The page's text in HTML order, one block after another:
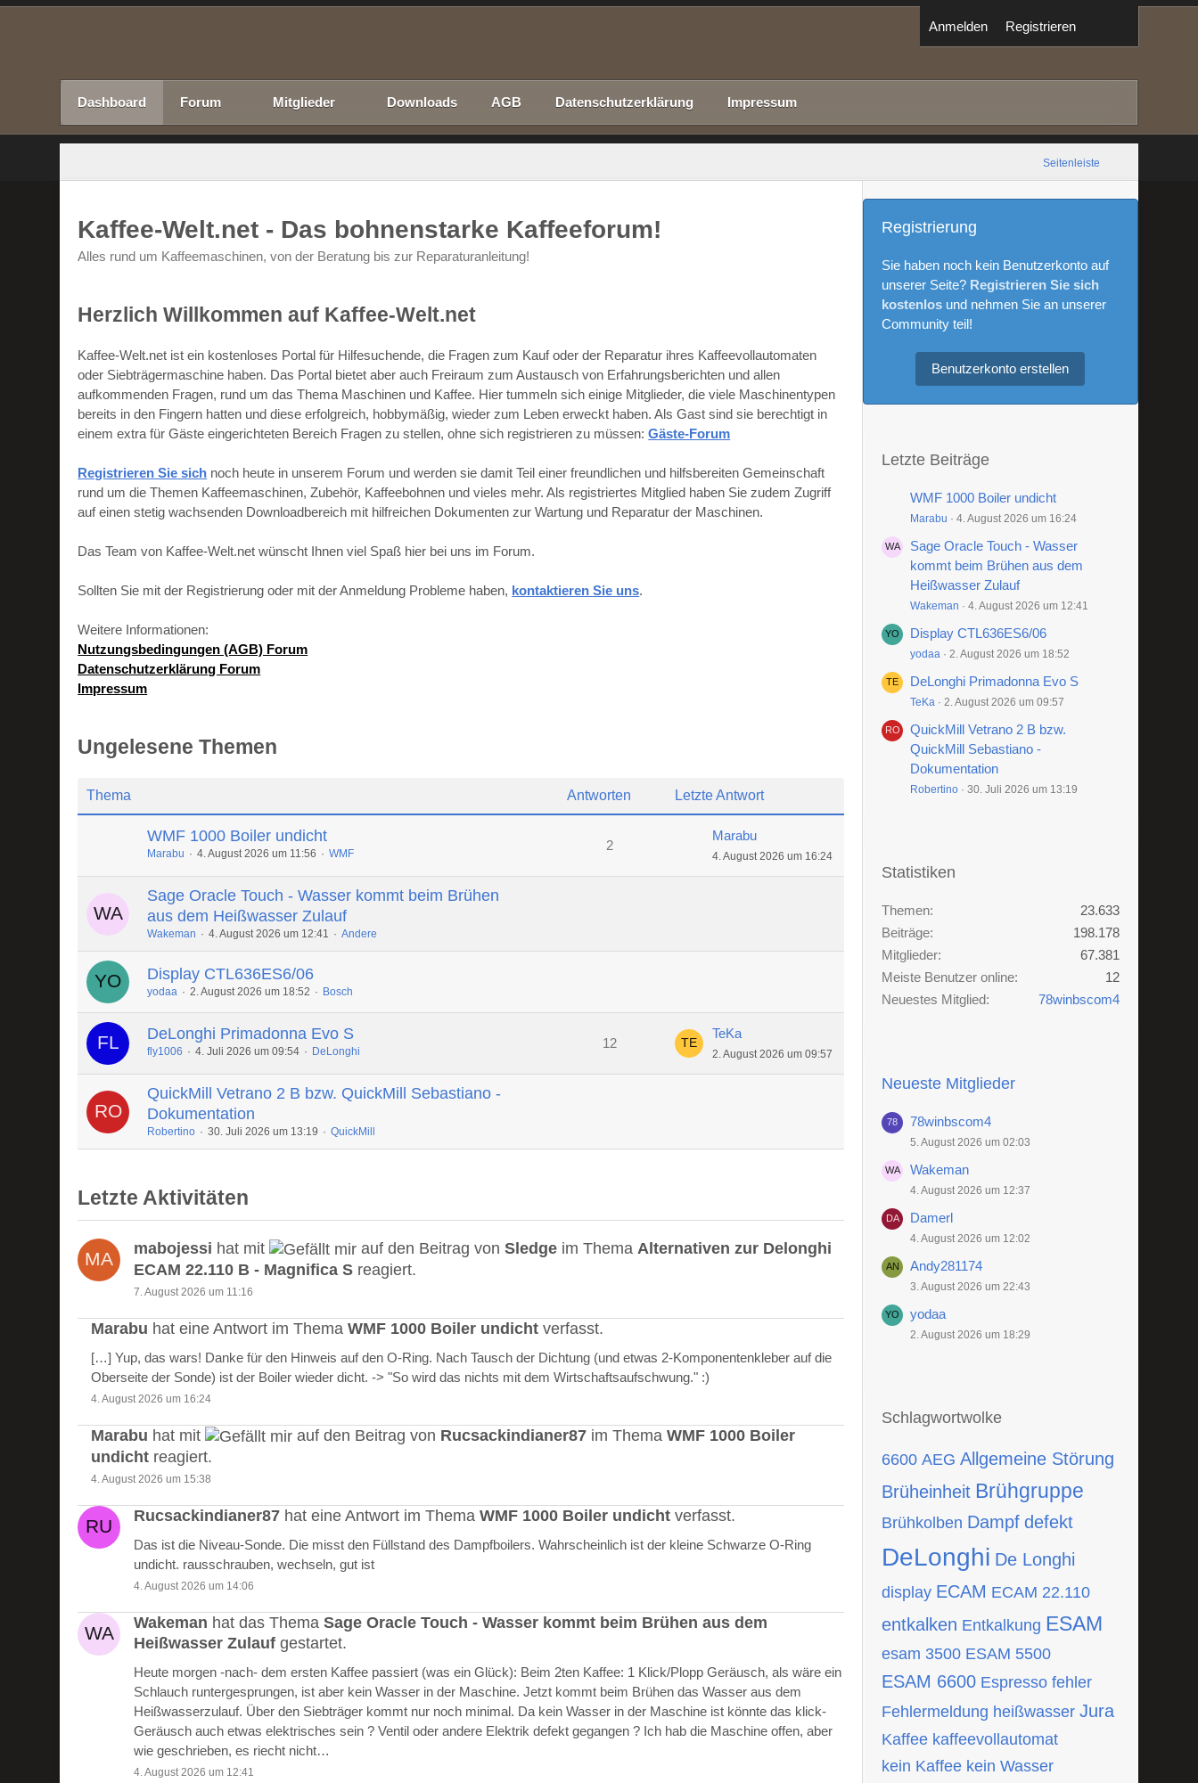
Anmelden Registrieren
Dashboard Forum Mitglieder Downloads AGB Datenschutzerklärung Impressum
Seitenleiste
Kaffee-Welt.net - Das bohnenstarke Kaffeeforum!
Alles rund um Kaffeemaschinen, von der Beratung bis zur Reparaturanleitung!
Herzlich Willkommen auf Kaffee-Welt.net
Kaffee-Welt.net ist ein kostenloses Portal für Hilfesuchende, die Fragen zum Kauf oder der Reparatur ihres Kaffeevollautomaten
oder Siebträgermaschine haben. Das Portal bietet aber auch Freiraum zum Austausch von Erfahrungsberichten und allen
aufkommenden Fragen, rund um das Thema Maschinen und Kaffee. Hier tummeln sich einige Mitglieder, die viele Maschinentypen
bereits in den Fingern hatten und diese erfolgreich, hobbymäßig, wieder zum Leben erweckt haben. Als Gast sind sie berechtigt in
einem extra für Gäste eingerichteten Bereich Fragen zu stellen, ohne sich registrieren zu müssen:Gäste-Forum
Registrieren Sie sich noch heute in unserem Forum und werden sie damit Teil einer freundlichen und hilfsbereiten Gemeinschaft
rund um die Themen Kaffeemaschinen, Zubehör, Kaffeebohnen und vieles mehr. Als registriertes Mitglied haben Sie zudem Zugriff
auf einen stetig wachsenden Downloadbereich mit hilfreichen Dokumenten zur Wartung und Reparatur der Maschinen.
Das Team von Kaffee-Welt.net wünscht Ihnen viel Spaß hier bei uns im Forum.
Sollten Sie mit der Registrierung oder mit der Anmeldung Probleme haben, kontaktieren Sie uns.
Weitere Informationen:
Nutzungsbedingungen (AGB) Forum
Datenschutzerklärung Forum
Impressum
Ungelesene Themen
Thema Antworten Letzte Antwort
WMF 1000 Boiler undicht
Marabu 4. August 2026 um 11:56 WMF
2
Marabu
4. August 2026 um 16:24
Sage Oracle Touch - Wasser kommt beim Brühen
aus dem Heißwasser Zulauf
Wakeman 4. August 2026 um 12:41 Andere
Display CTL636ES6/06
yodaa 2. August 2026 um 18:52 Bosch
DeLonghi Primadonna Evo S
fly1006 4. Juli 2026 um 09:54 DeLonghi
12
TeKa
2. August 2026 um 09:57
QuickMill Vetrano 2 B bzw. QuickMill Sebastiano -
Dokumentation
Robertino 30. Juli 2026 um 13:19 QuickMill
Letzte Aktivitäten
mabojessi hat mit auf den Beitrag vonSledge im ThemaAlternativen zur Delonghi
ECAM 22.110 B - Magnifica S reagiert.
7. August 2026 um 11:16
Marabu hat eine Antwort im ThemaWMF 1000 Boiler undicht verfasst.
[…] Yup, das wars! Danke für den Hinweis auf den O-Ring. Nach Tausch der Dichtung (und etwas 2-Komponentenkleber auf die
Oberseite der Sonde) ist der Boiler wieder dicht. -> "So wird das nichts mit dem Wirtschaftsaufschwung." :)
4. August 2026 um 16:24
Marabu hat mit auf den Beitrag von Rucsackindianer87 im ThemaWMF 1000 Boiler
undicht reagiert.
4. August 2026 um 15:38
Rucsackindianer87 hat eine Antwort im ThemaWMF 1000 Boiler undicht verfasst.
Das ist die Niveau-Sonde. Die misst den Füllstand des Dampfboilers. Wahrscheinlich ist der kleine Schwarze O-Ring
undicht. rausschrauben, wechseln, gut ist
4. August 2026 um 14:06
Wakeman hat das ThemaSage Oracle Touch - Wasser kommt beim Brühen aus dem
Heißwasser Zulauf gestartet.
Heute morgen -nach- dem ersten Kaffee passiert (was ein Glück): Beim 2ten Kaffee: 1 Klick/Plopp Geräusch, als wäre ein
Schlauch runtergesprungen, ist aber kein Wasser in der Maschine. Jetzt kommt beim Brühen das Wasser aus dem
Heißwasserzulauf. Über den Siebträger kommt nur noch minimal. Da kein Wasser in der Maschine ist könnte das klick-
Geräusch auch etwas elektrisches sein ? Ventil oder andere Elektrik defekt gegangen ? Ich hab die Maschine offen, aber
wie geschrieben, es riecht nicht…
4. August 2026 um 12:41
Registrierung
Sie haben noch kein Benutzerkonto auf
unserer Seite? Registrieren Sie sich
kostenlosund nehmen Sie an unserer
Community teil!
Benutzerkonto erstellen
Letzte Beiträge
WMF 1000 Boiler undicht
Marabu 4. August 2026 um 16:24
Sage Oracle Touch - Wasser
kommt beim Brühen aus dem
Heißwasser Zulauf
Wakeman 4. August 2026 um 12:41
Display CTL636ES6/06
yodaa 2. August 2026 um 18:52
DeLonghi Primadonna Evo S
TeKa 2. August 2026 um 09:57
QuickMill Vetrano 2 B bzw.
QuickMill Sebastiano -
Dokumentation
Robertino 30. Juli 2026 um 13:19
Statistiken
Themen
23.633
Beiträge
198.178
Mitglieder
67.381
Meiste Benutzer online
12
Neuestes Mitglied
78winbscom4
Neueste Mitglieder
78winbscom4
5. August 2026 um 02:03
Wakeman
4. August 2026 um 12:37
Damerl
4. August 2026 um 12:02
Andy281174
3. August 2026 um 22:43
yodaa
2. August 2026 um 18:29
Schlagwortwolke
6600 AEG Allgemeine Störung
Brüheinheit Brühgruppe
Brühkolben Dampf defekt
DeLonghi De Longhi
display ECAM ECAM 22.110
entkalken Entkalkung ESAM
esam 3500 ESAM 5500
ESAM 6600 Espresso fehler
Fehlermeldung heißwasser Jura
Kaffee kaffeevollautomat
kein Kaffee kein Wasser